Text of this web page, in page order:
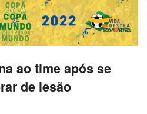
ao time após se
de lesão